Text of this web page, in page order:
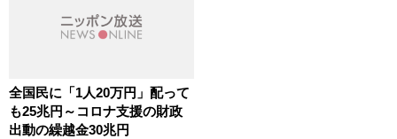
全国民に「1人20万円」配って
も25兆円～コロナ支援の財政
出動の繰越金30兆円